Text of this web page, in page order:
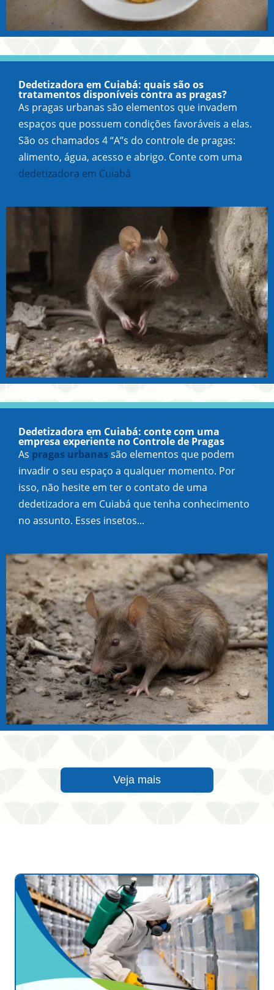
Dedetizadora em Cuiabá: quais são os
tratamentos disponíveis contra as pragas?
As pragas urbanas são elementos que invadem
espaços que possuem condições favoráveis a elas.
São os chamados 4 “A”s do controle de pragas:
alimento, água, acesso e abrigo. Conte com uma
dedetizadora em Cuiabá
Dedetizadora em Cuiabá: conte com uma
empresa experiente no Controle de Pragas
As pragas urbanas são elementos que podem
invadir o seu espaço a qualquer momento. Por
isso, não hesite em ter o contato de uma
dedetizadora em Cuiabá que tenha conhecimento
no assunto. Esses insetos...
Veja mais